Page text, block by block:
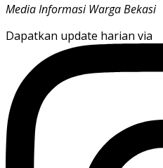
Media Informasi Warga Bekasi
Dapatkan update harian via